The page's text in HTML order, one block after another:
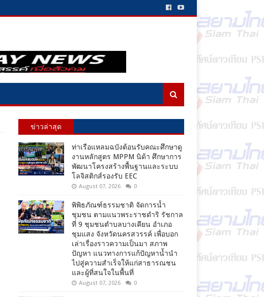
ข่าวล่าสุด
ท่าเรือแหลมฉบังต้อนรับคณะศึกษาดู
งานหลักสูตร MPPM นิด้า ศึกษาการ
พัฒนาโครงสร้างพื้นฐานและระบบ
โลจิสติกส์รองรับ EEC
August 07, 2026 0
พิพิธภัณฑ์ธรรมชาติ จัดการน้ำ
ชุมชน ตามแนวพระราชดำริ รัชกาล
ที่ 9 ชุมชนตำบลบางเคียน อำเภอ
ชุมแสง จังหวัดนครสวรรค์ เพื่อบอก
เล่าเรื่องราวความเป็นมา สภาพ
ปัญหา แนวทางการแก้ปัญหาน้ำนำ
ไปสู่ความสำเร็จให้แก่สาธารณชน
และผู้ที่สนใจในพื้นที่
August 07, 2026 0